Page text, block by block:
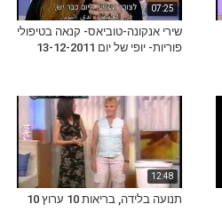
07:25
שירי אנקונה-טוביאס- קנאה בטיפולי
פוריות- יופי של יום 13-12-2011
12:48
תנועה בלידה, בריאות 10 ערוץ 10